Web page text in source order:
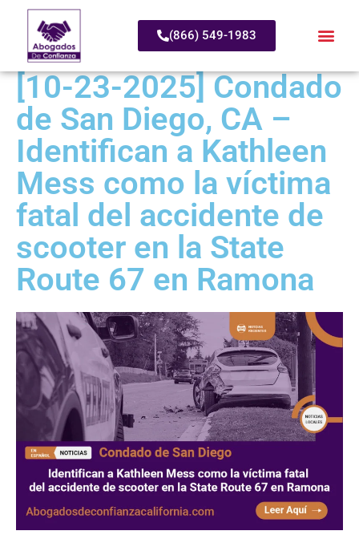
(866) 549-1983
[10-23-2025] Condado
de San Diego, CA –
Identifican a Kathleen
Mess como la víctima
fatal del accidente de
scooter en la State
Route 67 en Ramona